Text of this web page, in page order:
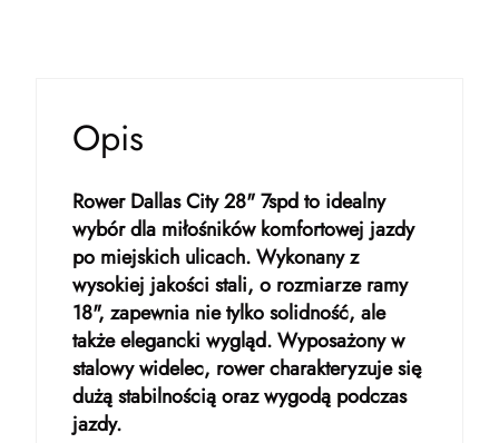
Opis
Rower Dallas City 28" 7spd to idealny
wybór dla miłośników komfortowej jazdy
po miejskich ulicach. Wykonany z
wysokiej jakości stali, o rozmiarze ramy
18", zapewnia nie tylko solidność, ale
także elegancki wygląd. Wyposażony w
stalowy widelec, rower charakteryzuje się
dużą stabilnością oraz wygodą podczas
jazdy.